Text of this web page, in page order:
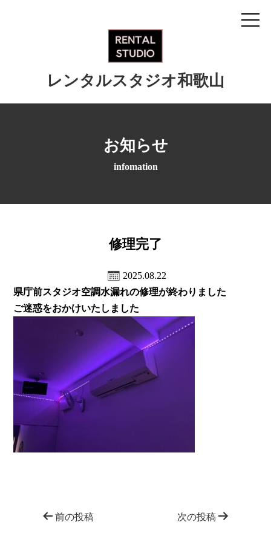
レンタルスタジオ和歌山
お知らせ
infomation
修理完了
2025.08.22
県庁前スタジオ空調水漏れの修理が終わりました
ご迷惑をおかけいたしました
前の投稿 次の投稿